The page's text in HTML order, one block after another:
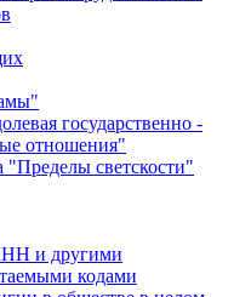
государственно -
отношения"
"Пределы светскости"
и другими
кодами